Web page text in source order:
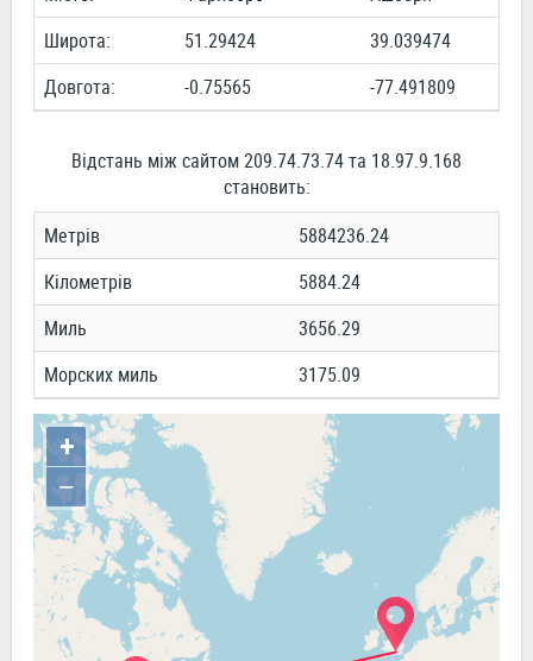
Широта:
51.29424
39.039474
Довгота:
-0.75565 -77.491809
Відстань між сайтом 209.74.73.74 та 18.97.9.168
становить:
Метрів
5884236.24
Кілометрів
5884.24
Миль
3656.29
Морских миль
3175.09
+
−